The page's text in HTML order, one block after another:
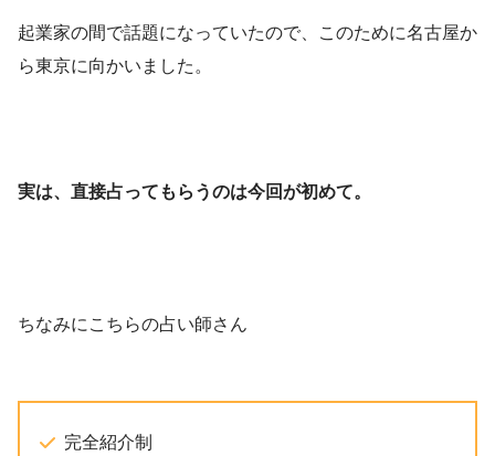
起業家の間で話題になっていたので、このために名古屋か
ら東京に向かいました。
実は、直接占ってもらうのは今回が初めて。
ちなみにこちらの占い師さん
完全紹介制